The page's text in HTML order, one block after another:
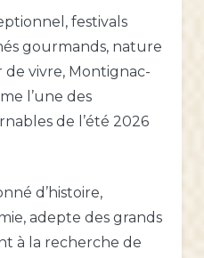
festivals
gourmands, nature
vivre, Montignac-
l’une des
de l’été 2026
d’histoire,
adepte des grands
à la recherche de